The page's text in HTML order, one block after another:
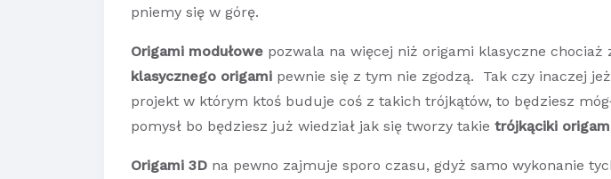
pniemy się w górę.
Origami modułowe pozwala na więcej niż origami klasyczne chociaż
klasycznego origami pewnie się z tym nie zgodzą. Tak czy inaczej
projekt w którym ktoś buduje coś z takich trójkątów, to będziesz
pomysł bo będziesz już wiedział jak się tworzy takie trójkąciki
Origami 3D na pewno zajmuje sporo czasu, gdyż samo wykonanie